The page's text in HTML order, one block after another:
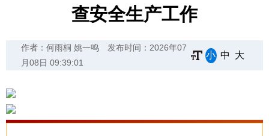
查安全生产工作
作者：何雨桐 姚一鸣
发布时间：2026年07
月08日 09:39:01
小 中 大